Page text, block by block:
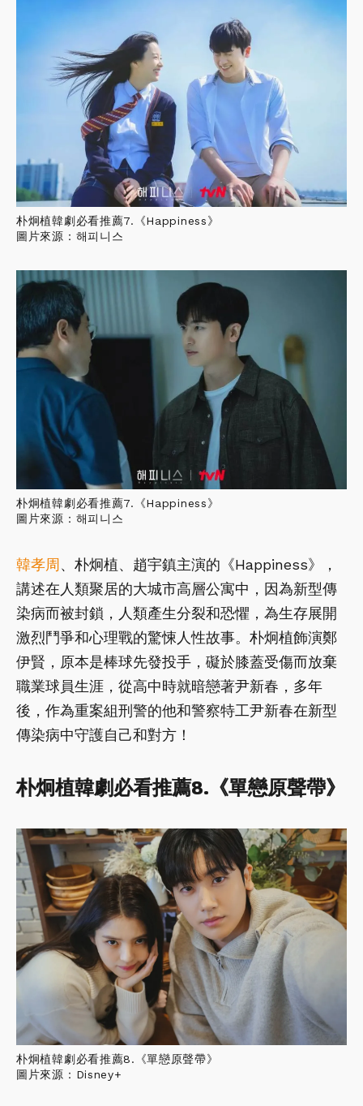
朴炯植韓劇必看推薦7.《Happiness》
圖片來源：해피니스
朴炯植韓劇必看推薦7.《Happiness》
圖片來源：해피니스
韓孝周、朴炯植、趙宇鎮主演的《Happiness》，
講述在人類聚居的大城市高層公寓中，因為新型傳
染病而被封鎖，人類產生分裂和恐懼，為生存展開
激烈鬥爭和心理戰的驚悚人性故事。朴炯植飾演鄭
伊賢，原本是棒球先發投手，礙於膝蓋受傷而放棄
職業球員生涯，從高中時就暗戀著尹新春，多年
後，作為重案組刑警的他和警察特工尹新春在新型
傳染病中守護自己和對方！
朴炯植韓劇必看推薦8.《單戀原聲帶》
朴炯植韓劇必看推薦8.《單戀原聲帶》
圖片來源：Disney+